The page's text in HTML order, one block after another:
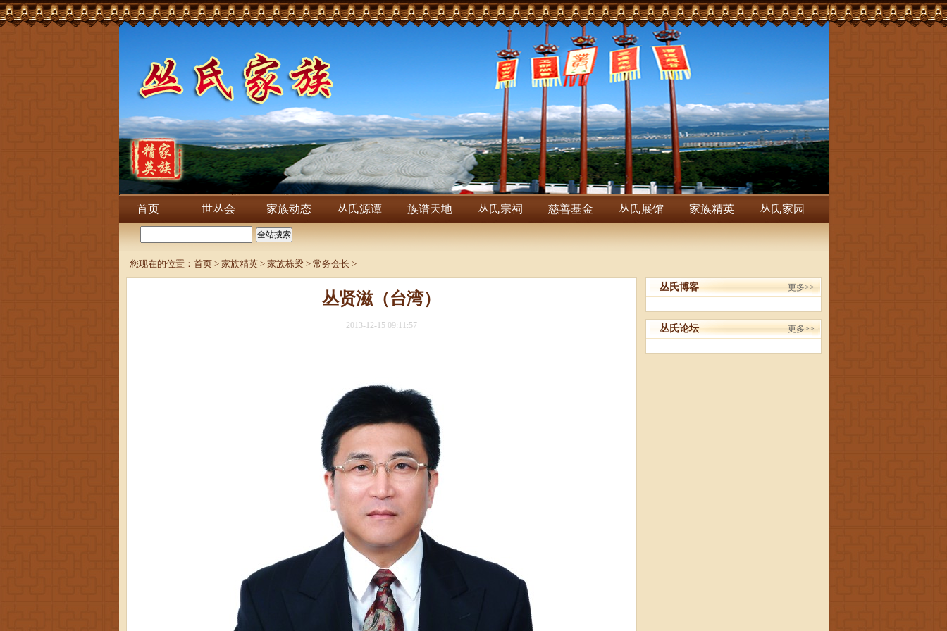
首页 世丛会 家族动态 丛氏源谭 族谱天地 丛氏宗祠 慈善基金 丛氏展馆 家族精英 丛氏家园
您现在的位置： 首页> 家族精英> 家族栋梁> 常务会长 >
丛贤滋（台湾）
2013-12-15 09:11:57
丛氏博客 更多>>
丛氏论坛 更多>>